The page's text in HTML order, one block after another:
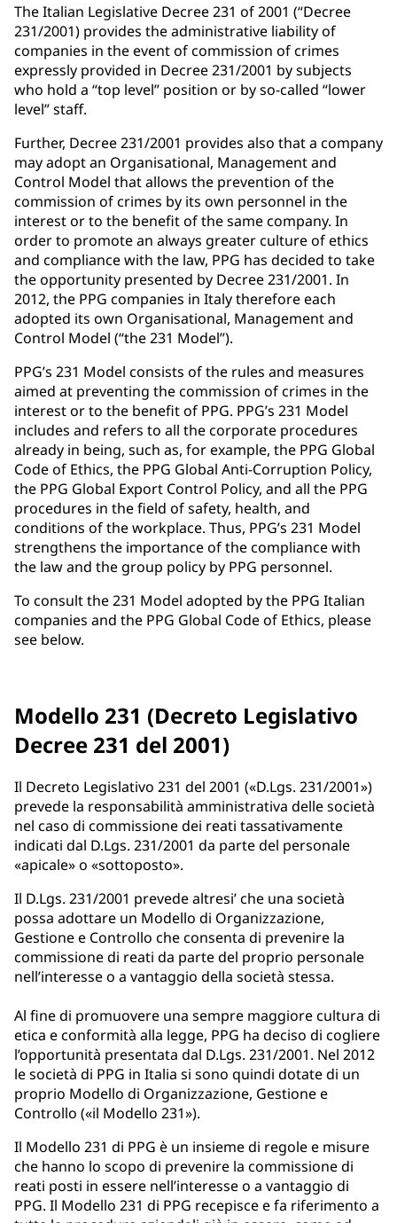
The Italian Legislative Decree 231 of 2001 (“Decree
231/2001) provides the administrative liability of
companies in the event of commission of crimes
expressly provided in Decree 231/2001 by subjects
who hold a “top level” position or by so-called “lower
level” staff.
Further, Decree 231/2001 provides also that a company
may adopt an Organisational, Management and
Control Model that allows the prevention of the
commission of crimes by its own personnel in the
interest or to the benefit of the same company. In
order to promote an always greater culture of ethics
and compliance with the law, PPG has decided to take
the opportunity presented by Decree 231/2001. In
2012, the PPG companies in Italy therefore each
adopted its own Organisational, Management and
Control Model (“the 231 Model”).
PPG’s 231 Model consists of the rules and measures
aimed at preventing the commission of crimes in the
interest or to the benefit of PPG. PPG’s 231 Model
includes and refers to all the corporate procedures
already in being, such as, for example, the PPG Global
Code of Ethics, the PPG Global Anti-Corruption Policy,
the PPG Global Export Control Policy, and all the PPG
procedures in the field of safety, health, and
conditions of the workplace. Thus, PPG’s 231 Model
strengthens the importance of the compliance with
the law and the group policy by PPG personnel.
To consult the 231 Model adopted by the PPG Italian
companies and the PPG Global Code of Ethics, please
see below.
Modello 231 (Decreto Legislativo
Decree 231 del 2001)
Il Decreto Legislativo 231 del 2001 («D.Lgs. 231/2001»)
prevede la responsabilità amministrativa delle società
nel caso di commissione dei reati tassativamente
indicati dal D.Lgs. 231/2001 da parte del personale
«apicale» o «sottoposto».
Il D.Lgs. 231/2001 prevede altresi’ che una società
possa adottare un Modello di Organizzazione,
Gestione e Controllo che consenta di prevenire la
commissione di reati da parte del proprio personale
nell’interesse o a vantaggio della società stessa.
Al fine di promuovere una sempre maggiore cultura di
etica e conformità alla legge, PPG ha deciso di cogliere
l’opportunità presentata dal D.Lgs. 231/2001. Nel 2012
le società di PPG in Italia si sono quindi dotate di un
proprio Modello di Organizzazione, Gestione e
Controllo («il Modello 231»).
Il Modello 231 di PPG è un insieme di regole e misure
che hanno lo scopo di prevenire la commissione di
reati posti in essere nell’interesse o a vantaggio di
PPG. Il Modello 231 di PPG recepisce e fa riferimento a